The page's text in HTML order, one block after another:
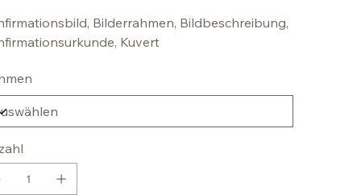
Bilderrahmen, Bildbeschreibung,
Kuvert